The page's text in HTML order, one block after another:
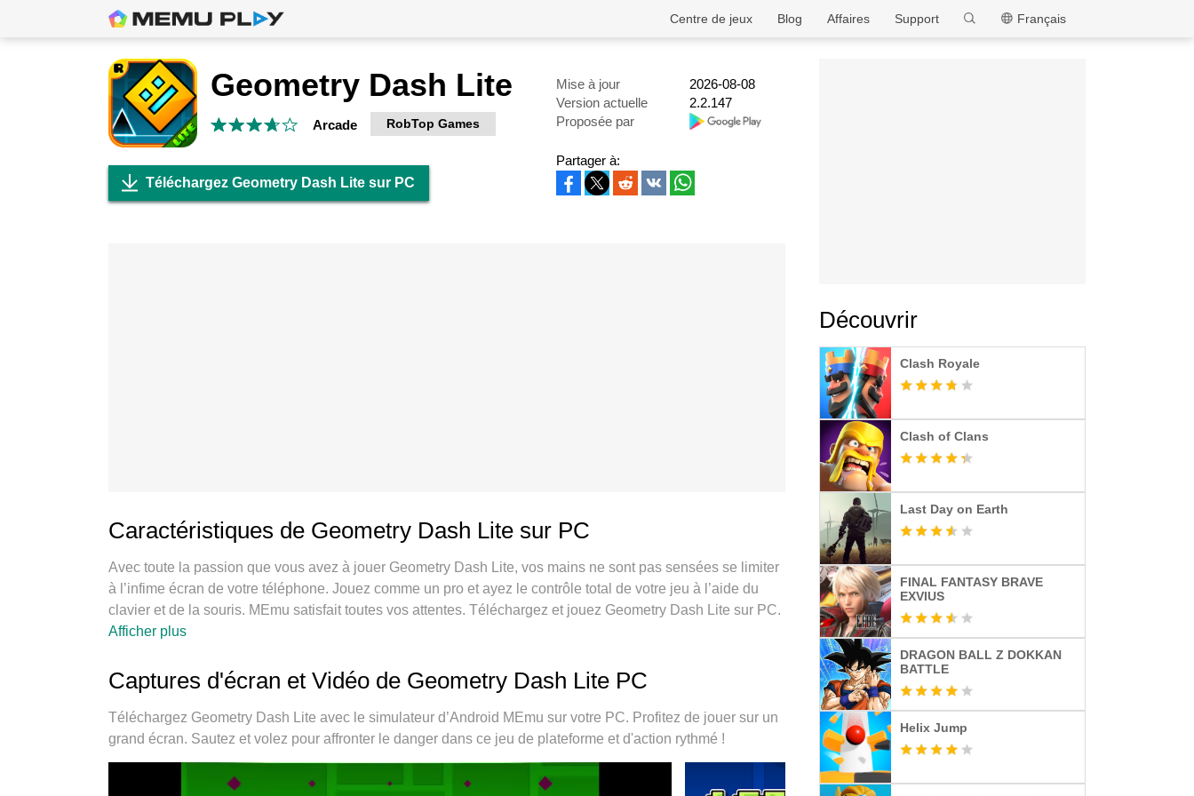
MEmu
Français
Support
Affaires
Blog
Centre de jeux
Geometry Dash Lite
Arcade RobTop Games
Mise à jour
2026-08-08
Version actuelle
2.2.147
Proposée par
Téléchargez Geometry Dash Lite sur PC
Partager à:
Caractéristiques de Geometry Dash Lite sur PC
Avec toute la passion que vous avez à jouer Geometry Dash Lite, vos mains ne sont pas sensées se limiter
à l’infime écran de votre téléphone. Jouez comme un pro et ayez le contrôle total de votre jeu à l’aide du
clavier et de la souris. MEmu satisfait toutes vos attentes. Téléchargez et jouez Geometry Dash Lite sur PC.
Jouez aussi longtemps que vous souhaitez sans aucune limitation de batterie, de données mobiles et
Lite sur PC. Réalisé par nos experts, l’e magnifique système d’affectation de touches prédéfini fait de
Geometry Dash Lite un jeu réaliste sur PC. Le gestionnaire multi-instances de MEmu permet 2 ou plusieurs
comptes de jeu sur le même appareil. Et le plus important, le moteur d’émulation exclusif peut libérer le
plein potentiel de votre PC, ce qui facilite tout.
Afficher plus
Captures d'écran et Vidéo de Geometry Dash Lite PC
Téléchargez Geometry Dash Lite avec le simulateur d’Android MEmu sur votre PC. Profitez de jouer sur un
grand écran. Sautez et volez pour affronter le danger dans ce jeu de plateforme et d'action rythmé !
Découvrir
Clash Royale
Clash of Clans
Last Day on Earth
FINAL FANTASY BRAVE
EXVIUS
DRAGON BALL Z DOKKAN
BATTLE
Helix Jump